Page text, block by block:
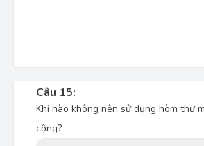
Câu 15:
Khi nào không nên sử dụng hòm thư
cộng?